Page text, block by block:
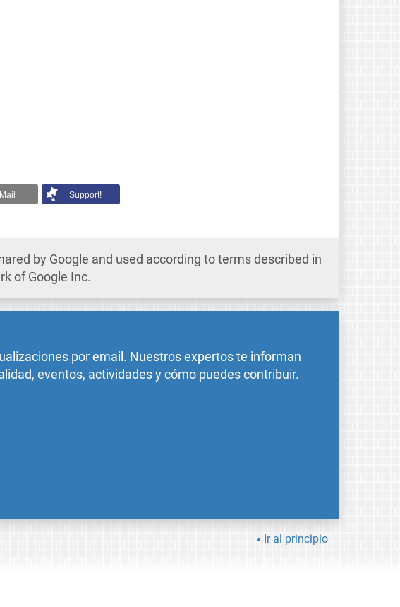
Support!
by Google and used according to terms described in
of Google Inc.
por email. Nuestros expertos te informan
eventos, actividades y cómo puedes contribuir.
Ir al principio